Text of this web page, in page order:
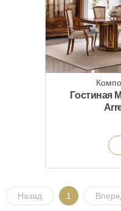
Гостиная
Назад 1